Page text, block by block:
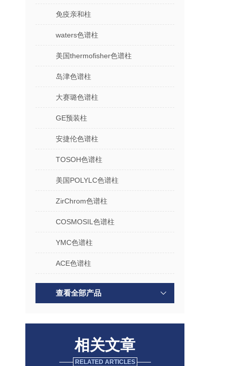
免疫亲和柱
waters色谱柱
美国thermofisher色谱柱
岛津色谱柱
大赛璐色谱柱
GE预装柱
安捷伦色谱柱
TOSOH色谱柱
美国POLYLC色谱柱
ZirChrom色谱柱
COSMOSIL色谱柱
YMC色谱柱
ACE色谱柱
查看全部产品
相关文章
RELATED ARTICLES